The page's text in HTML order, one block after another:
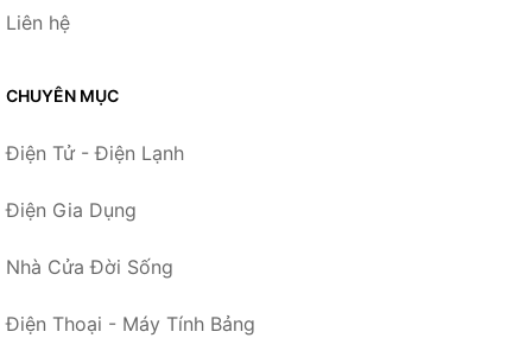
Liên hệ
CHUYÊN MỤC
Điện Tử - Điện Lạnh
Điện Gia Dụng
Nhà Cửa Đời Sống
Điện Thoại - Máy Tính Bảng